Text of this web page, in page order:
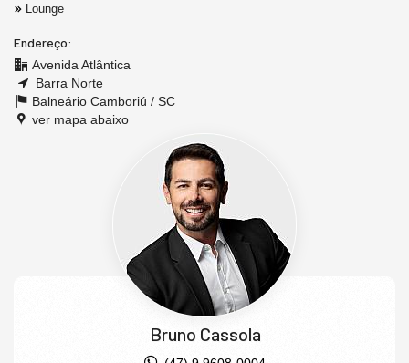
Lounge
Endereço:
Avenida Atlântica
Barra Norte
Balneário Camboriú / SC
ver mapa abaixo
Bruno Cassola